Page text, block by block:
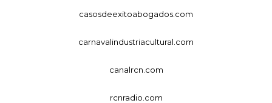
casosdeexitoabogados.com
carnavalindustriacultural.com
canalrcn.com
rcnradio.com